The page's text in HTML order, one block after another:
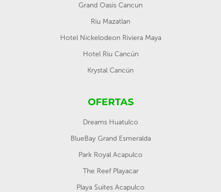
Grand Oasis Cancun
Riu Mazatlan
Hotel Nickelodeon Riviera Maya
Hotel Riu Cancún
Krystal Cancún
OFERTAS
Dreams Huatulco
BlueBay Grand Esmeralda
Park Royal Acapulco
The Reef Playacar
Playa Suites Acapulco